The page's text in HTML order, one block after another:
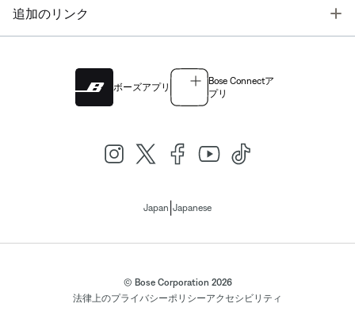
追加のリンク
ボーズアプリ
Bose Connectア
プリ
Japan Japanese
© Bose Corporation 2026
法律上のプライバシーポリシーアクセシビリティ